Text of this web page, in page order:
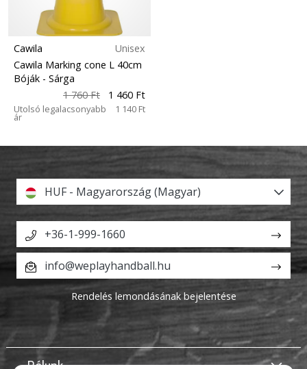
Cawila
Unisex
Cawila Marking cone L 40cm
Bóják - Sárga
1 760 Ft
1 460 Ft
Utolsó legalacsonyabb
ár
1 140 Ft
Rólunk
HUF - Magyarország (Magyar)
+36-1-999-1660
info@weplayhandball.hu
Rendelés lemondásának bejelentése